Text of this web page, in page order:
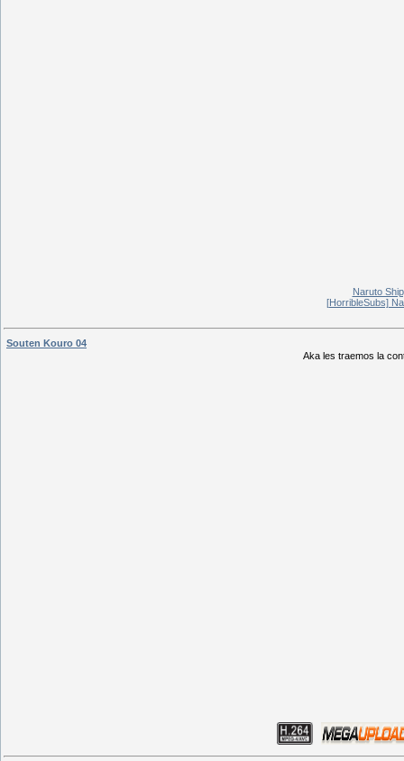
Naruto
[HorribleSubs]
Souten Kouro 04
Aka les traemos la